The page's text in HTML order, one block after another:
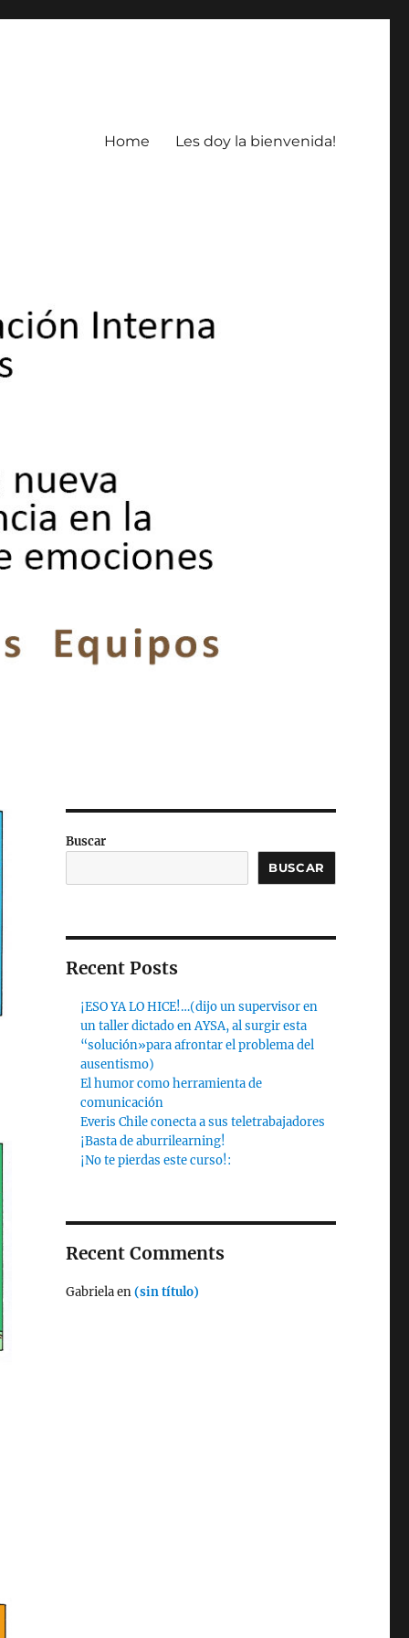
Home Les doy la bienvenida!
Buscar
BUSCAR
Recent Posts
¡ESO YA LO HICE!…(dijo un supervisor en
un taller dictado en AYSA, al surgir esta
“solución»para afrontar el problema del
ausentismo)
El humor como herramienta de
comunicación
Everis Chile conecta a sus teletrabajadores
¡Basta de aburrilearning!
¡No te pierdas este curso!:
Recent Comments
Gabrielaen(sin título)